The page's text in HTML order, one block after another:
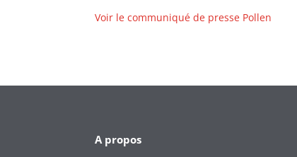
Voir le communiqué de presse Pollen
A propos